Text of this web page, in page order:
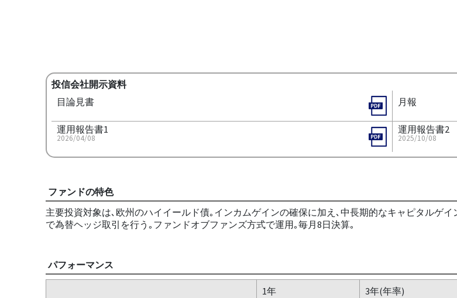
投信会社開示資料
目論見書
月報
運用報告書1
2026/04/08
運用報告書2
2025/10/08
ファンドの特色
主要投資対象は､欧州のハイイールド債｡インカムゲインの確保に加え､中長期的なキャピタルゲ
で為替ヘッジ取引を行う｡ファンドオブファンズ方式で運用｡毎月8日決算｡
パフォーマンス
1年 3年(年率)